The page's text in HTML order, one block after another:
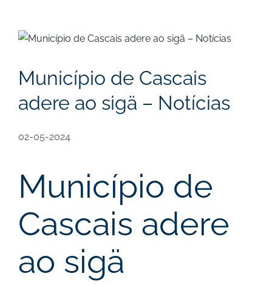
View
Image
Município de Cascais
adere ao sigä – Notícias
02-05-2024
Município de
Cascais adere
ao sigä